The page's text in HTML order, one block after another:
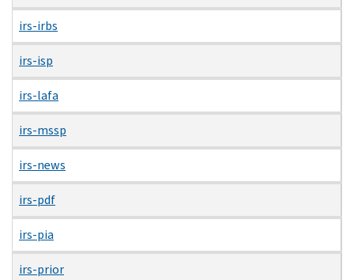
irs-irbs
irs-isp
irs-lafa
irs-mssp
irs-news
irs-pdf
irs-pia
irs-prior